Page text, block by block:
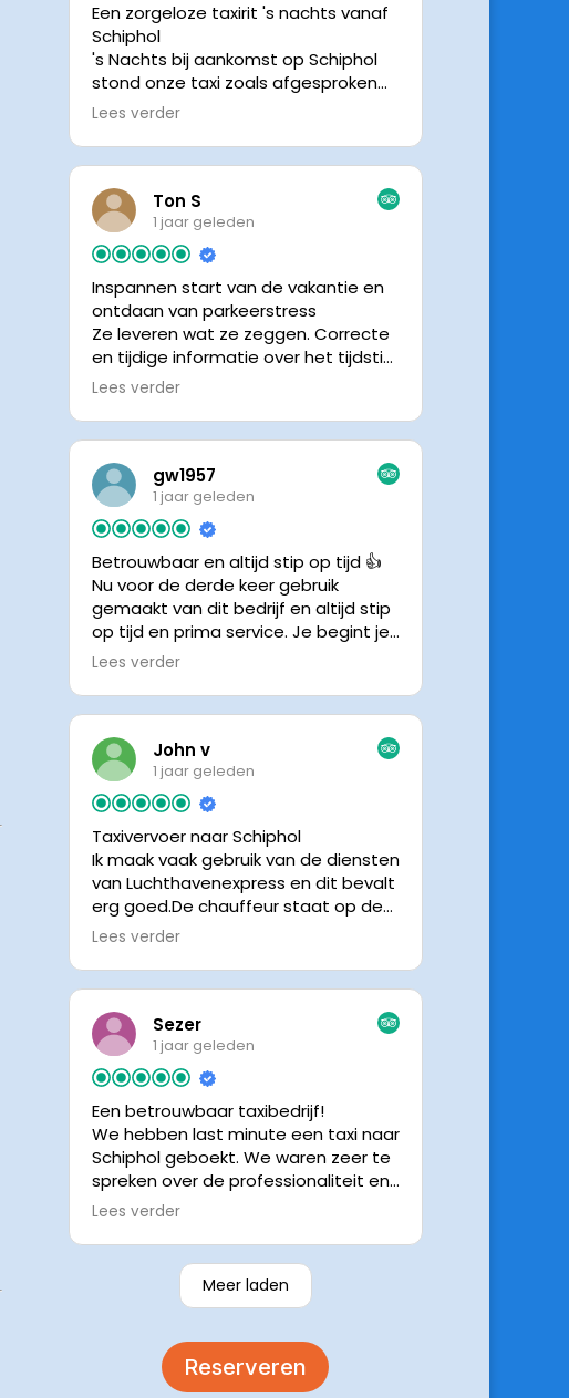
Een zorgeloze taxirit 's nachts vanaf
Schiphol
's Nachts bij aankomst op Schiphol
stond onze taxi zoals afgesproken
keurig te wachten. Dankzij de goede
chauffeur wisten we precies waar de
chauffeur, met een prachtige auto
was het een comfortabele rit. Graag
tot de volgende de keer.
Lees verder
Ton S
1 jaar geleden
Inspannen start van de vakantie en
ontdaan van parkeerstress
Ze leveren wat ze zeggen. Correcte
en tijdige informatie over het tijdstip
van ophalen. Voldeed ook nu weer
Lees verder
gw1957
1 jaar geleden
Betrouwbaar en altijd stip op tijd 👍
Nu voor de derde keer gebruik
gemaakt van dit bedrijf en altijd stip
op tijd en prima service. Je begint je
vakantie zonder zorgen iig. 👍👍
Lees verder
John v
1 jaar geleden
Taxivervoer naar Schiphol
Ik maak vaak gebruik van de diensten
van Luchthavenexpress en dit bevalt
erg goed.De chauffeur staat op de
afgesproken tijd klaar om je op te
neemt de chauffeur direct contact
staat.Altijd nette chauffeurs, en in
mijn geval is het voordeliger dan
parkeren op P3 bij 9 dagen parkeren.
En dan hopen dat je auto geen
schade heeft ivm de krappe
parkeervakken. Ik beveel
Luchthavenexpress dan ook zeker
aan.
Lees verder
Sezer
1 jaar geleden
Een betrouwbaar taxibedrijf!
We hebben last minute een taxi naar
Schiphol geboekt. We waren zeer te
spreken over de professionaliteit en
vriendelijkheid van luchthavenexpres!
verzekerde om er op tijd te zijn en
stuurde z’n live locatie een paar
minuten voor aanvang bij ons thuis.
volgende keer zou ik weer hier
Lees verder
Meer laden
Reserveren